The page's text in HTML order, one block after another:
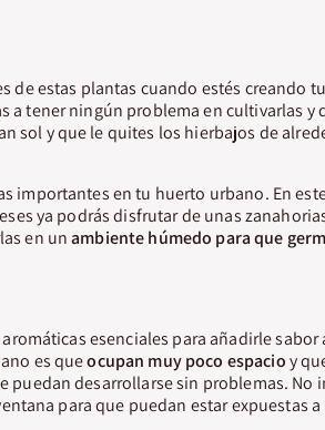
de estas plantas cuando estés creando
a tener ningún problema en cultivarlas y
sol y que le quites los hierbajos de
importantes en tu huerto urbano. En
ya podrás disfrutar de unas
en unambiente húmedo para que
esenciales para añadirle sabor
es queocupan muy poco espacioy
puedan desarrollarse sin problemas. No
para que puedan estar expuestas a